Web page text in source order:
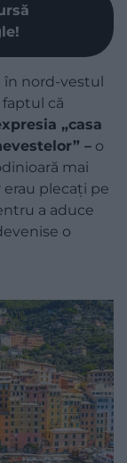
în nord-vestul
că
„casa
– o
mai
plecați pe
a aduce
o